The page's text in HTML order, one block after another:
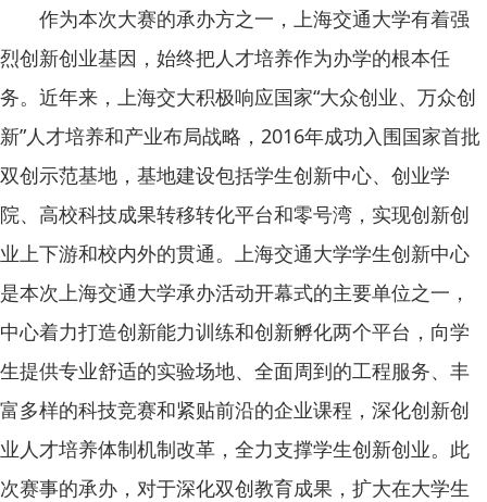
作为本次大赛的承办方之一，上海交通大学有着强
烈创新创业基因，始终把人才培养作为办学的根本任
务。近年来，上海交大积极响应国家“大众创业、万众创
新”人才培养和产业布局战略，2016年成功入围国家首批
双创示范基地，基地建设包括学生创新中心、创业学
院、高校科技成果转移转化平台和零号湾，实现创新创
业上下游和校内外的贯通。上海交通大学学生创新中心
是本次上海交通大学承办活动开幕式的主要单位之一，
中心着力打造创新能力训练和创新孵化两个平台，向学
生提供专业舒适的实验场地、全面周到的工程服务、丰
富多样的科技竞赛和紧贴前沿的企业课程，深化创新创
业人才培养体制机制改革，全力支撑学生创新创业。此
次赛事的承办，对于深化双创教育成果，扩大在大学生